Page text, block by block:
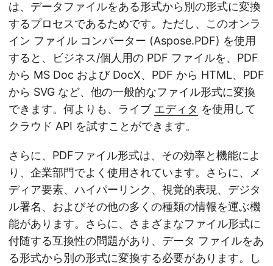
は、データファイルをある形式から別の形式に変換
するプロセスであるためです。ただし、このオンラ
イン ファイル コンバーター (Aspose.PDF) を使用
すると、ビジネス/個人用の PDF ファイルを、PDF
から MS Doc および DocX、PDF から HTML、PDF
から SVG など、他の一般的なファイル形式に変換
できます。何よりも、ライブ エディタ を使用して
クラウド API を試すことができます。
さらに、PDFファイル形式は、その効率と機能によ
り、企業部門でよく使用されています。さらに、メ
ディア要素、ハイパーリンク、視覚的表現、デジタ
ル署名、およびその他の多くの種類の情報を運ぶ機
能があります。さらに、さまざまなファイル形式に
付随する互換性の問題があり、データ ファイルをあ
る形式から別の形式に変換する必要があります。し